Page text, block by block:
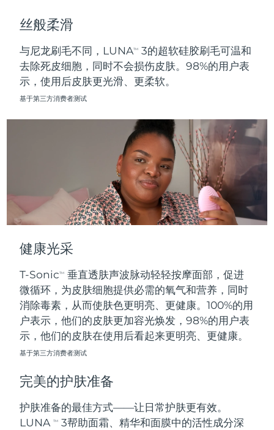
丝般柔滑
与尼龙刷毛不同，LUNATM
3的超软硅胶刷毛可温和
去除死皮细胞，同时不会损伤皮肤。98%的用户表
示，使用后皮肤更光滑、更柔软。
基于第三方消费者测试
健康光采
T-SonicTM
垂直透肤声波脉动轻轻按摩面部，促进
微循环，为皮肤细胞提供必需的氧气和营养，同时
消除毒素，从而使肤色更明亮、更健康。100%的用
户表示，他们的皮肤更加容光焕发，98%的用户表
示，他们的皮肤在使用后看起来更明亮、更健康。
基于第三方消费者测试
完美的护肤准备
护肤准备的最佳方式——让日常护肤更有效。
LUNATM
3帮助面霜、精华和面膜中的活性成分深
南非 预计送达日期8/19/26
韩国
预计送达日期 8/11/26
预计送达日期
预计送达日期8/11/26
台湾 预计送达日期8/16/26
泰国
土耳其 预计送达日期8/12/26
阿拉伯联合酋长国 预计送达日期8/12/26
英国 预计送达日期8/11/26
美国
乌兹别克斯坦
越南 预计送达日期